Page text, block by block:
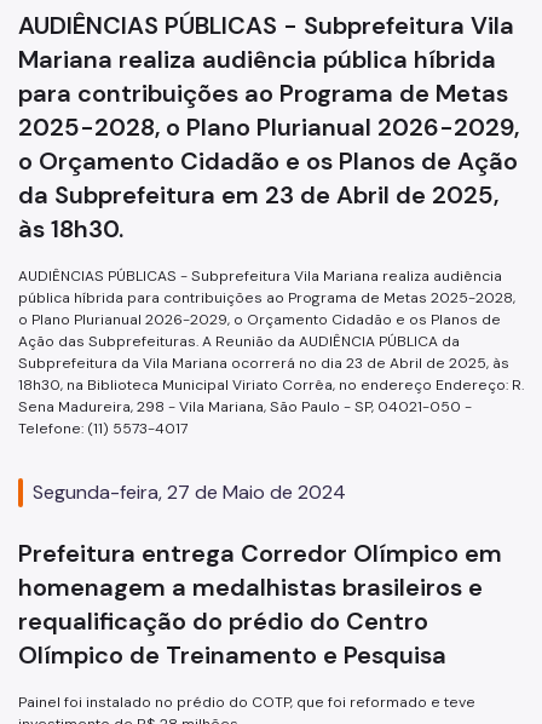
AUDIÊNCIAS PÚBLICAS - Subprefeitura Vila
Mariana realiza audiência pública híbrida
para contribuições ao Programa de Metas
2025-2028, o Plano Plurianual 2026-2029,
o Orçamento Cidadão e os Planos de Ação
da Subprefeitura em 23 de Abril de 2025,
às 18h30.
AUDIÊNCIAS PÚBLICAS - Subprefeitura Vila Mariana realiza audiência
pública híbrida para contribuições ao Programa de Metas 2025-2028,
o Plano Plurianual 2026-2029, o Orçamento Cidadão e os Planos de
Ação das Subprefeituras. A Reunião da AUDIÊNCIA PÚBLICA da
Subprefeitura da Vila Mariana ocorrerá no dia 23 de Abril de 2025, às
18h30, na Biblioteca Municipal Viriato Corrêa, no endereço Endereço: R.
Sena Madureira, 298 - Vila Mariana, São Paulo - SP, 04021-050 -
Telefone: (11) 5573-4017
Segunda-feira, 27 de Maio de 2024
Prefeitura entrega Corredor Olímpico em
homenagem a medalhistas brasileiros e
requalificação do prédio do Centro
Olímpico de Treinamento e Pesquisa
Painel foi instalado no prédio do COTP, que foi reformado e teve